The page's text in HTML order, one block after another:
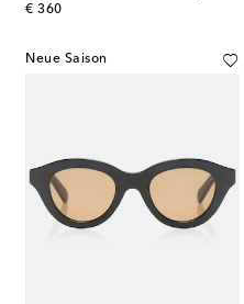
€ 360
original price
Neue Saison